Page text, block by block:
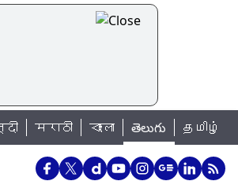
RBI కీలక ప్రకటన.. లోన్ తీసుకున్నవారికి
मराठी বাংলা తెలుగు தமிழ்